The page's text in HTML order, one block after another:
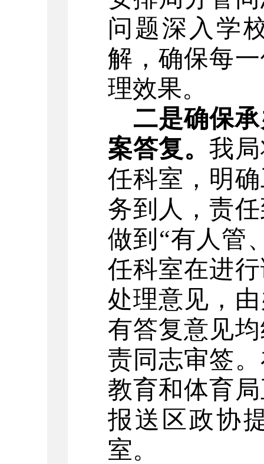
问题深入学
解，确保每
理效果。
二是确保
案答复。我
任科室，明
务到人，责
做到 “有人管
任科室在进
处理意见，
有答复意见
责同志审签
教育和体育
报送区政协
室。